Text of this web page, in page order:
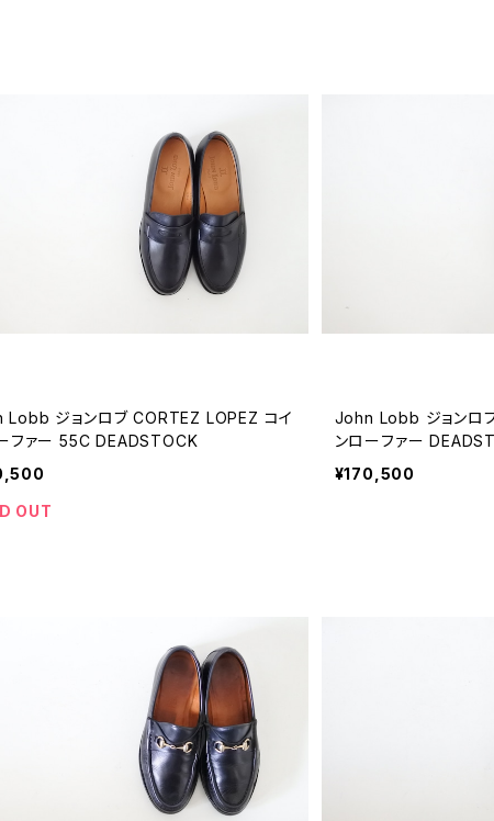
Lobb ジョンロブ CORTEZ LOPEZ コイ
ファー 55C DEADSTOCK
OUT
John Lobb ジョンロ
ンローファー
¥170,500